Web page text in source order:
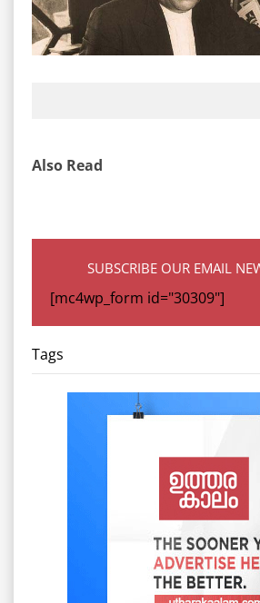
Also Read
SUBSCRIBE OUR EMAIL
[mc4wp_form id="30309"]
Tags